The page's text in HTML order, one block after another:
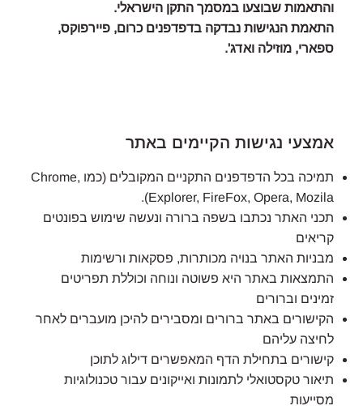
והתאמות שבוצעו במסמך התקן הישראלי.
התאמת הנגישות נבדקה בדפדפנים כרום, פיירפוקס,
ספארי, מוזילה ואדג'.
אמצעי נגישות הקיימים באתר
תמיכה בכל הדפדפנים התקניים המקובלים (כמו Chrome,
Explorer, FireFox, Opera, Mozila).
תכני האתר נכתבו בשפה ברורה ונעשה שימוש בפונטים
קריאים
מבניות האתר בנויה מכותרות, פסקאות ורשימות
התמצאות באתר היא פשוטה ונוחה וכוללת תפריטים
זמינים וברורים
הקישורים באתר ברורים ומסבירים להיכן מועברים לאחר
לחיצה עליהם
קישורים בתחילת הדף המאפשרים דילוג לתוכן
תיאור טקסטואלי לתמונות ואייקונים עבור טכנולוגיות
מסייעות